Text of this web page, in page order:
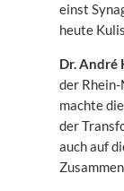
einst
heute
Dr. André
der
machte
der
auch auf